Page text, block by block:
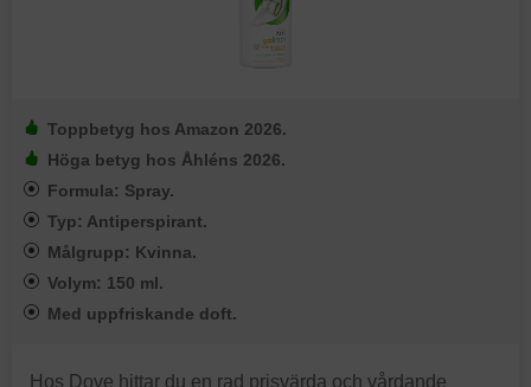
Toppbetyg hos Amazon 2026.
Höga betyg hos Åhléns 2026.
Formula: Spray.
Typ: Antiperspirant.
Målgrupp: Kvinna.
Volym: 150 ml.
Med uppfriskande doft.
Hos Dove hittar du en rad prisvärda och vårdande